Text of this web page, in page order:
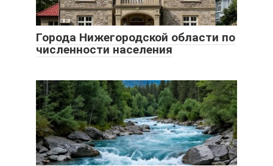
Города Нижегородской области по
численности населения